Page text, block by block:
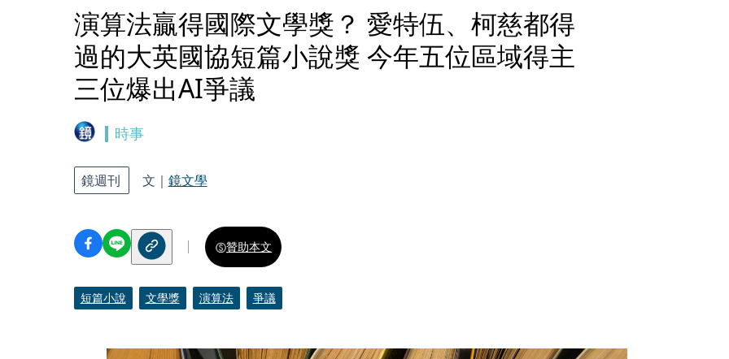
演算法贏得國際文學獎？ 愛特伍、柯慈都得
過的大英國協短篇小說獎 今年五位區域得主
三位爆出AI爭議
時事
鏡週刊 文｜ 鏡文學
贊助本文
短篇小說 文學獎 演算法 爭議